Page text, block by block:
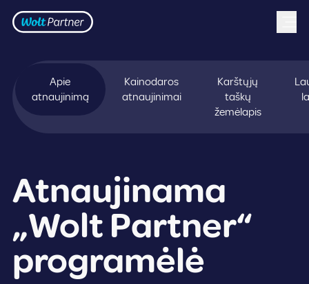
Skip to content
Frontpage
Apie
atnaujinimą
Kainodaros
atnaujinimai
Karštųjų
taškų
žemėlapis
Atnaujinama
„Wolt Partner“
programėlė